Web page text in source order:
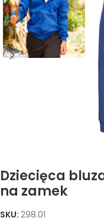
Dziecięca
na zamek
SKU: 298.01